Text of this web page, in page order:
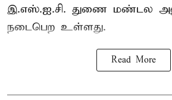
இ.எஸ்.ஐ.சி. துணை மண்டல
நடைபெற உள்ளது.
Read More